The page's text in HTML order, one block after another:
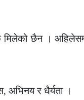
छैन ।
र धैर्यता ।